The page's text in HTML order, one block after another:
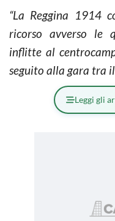
“La Reggina 1914
ricorso avverso le
inflitte al
seguito alla gara tra il
Leggi gli